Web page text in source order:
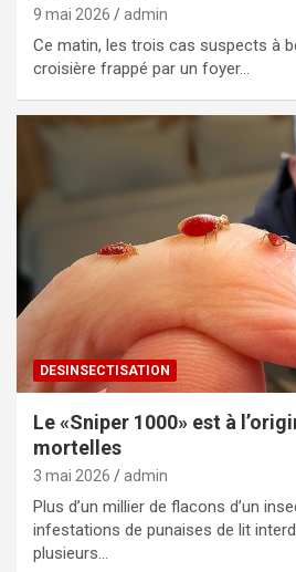
9 mai 2026 admin
Ce matin, les trois cas suspects à
croisière frappé par un foyer…
DESINSECTISATION
Le «Sniper 1000» est à
mortelles
3 mai 2026 admin
Plus d’un millier de flacons d’un
infestations de punaises de lit
plusieurs…